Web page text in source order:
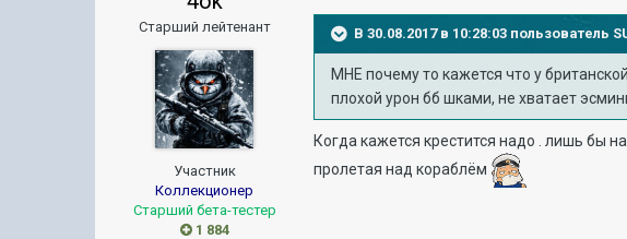
Старший лейтенант
Участник
Коллекционер
Старший бета-тестер
1 884
В 30.08.2017 в 10:28:03 пользователь
МНЕ почему то кажется что у
плохой урон бб шками, не хватает
Когда кажется крестится надо . лишь бы
пролетая над кораблём